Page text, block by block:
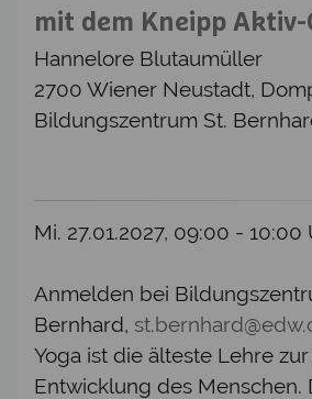
mit dem Kneipp Aktiv-
Hannelore Blutaumüller
2700 Wiener Neustadt,
Bildungszentrum St.
Mi. 27.01.2027, 09:00 - 10:00
Anmelden bei
Bernhard,
Yoga ist die älteste Lehre
Entwicklung des Menschen.